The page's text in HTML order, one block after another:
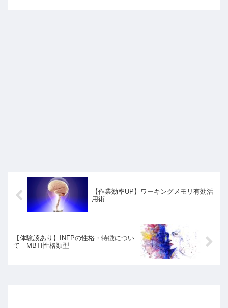
【作業効率UP】ワーキングメモリ有効活
用術
【体験談あり】INFPの性格・特徴につい
て MBTI性格類型